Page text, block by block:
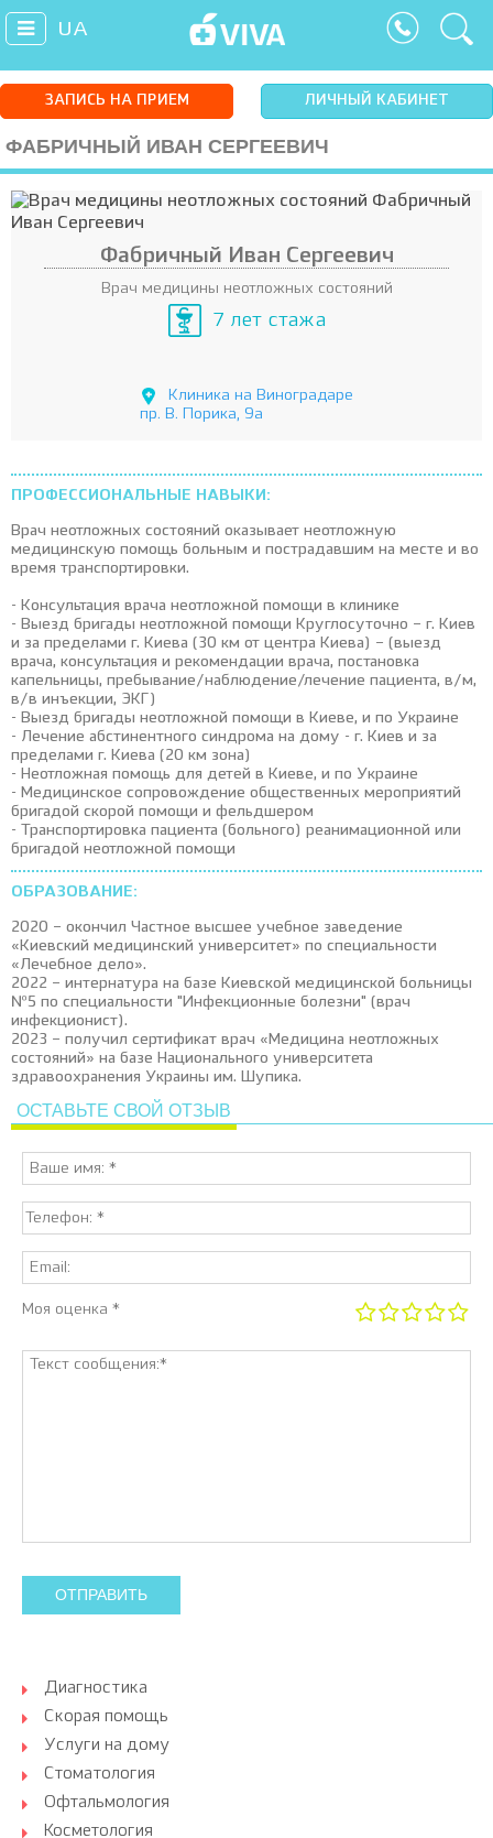
UA
ЗАПИСЬ НА ПРИЕМ ЛИЧНЫЙ КАБИНЕТ
ФАБРИЧНЫЙ ИВАН СЕРГЕЕВИЧ
Фабричный Иван Сергеевич
Врач медицины неотложных состояний
7 лет стажа
Клиника на Виноградаре
пр. В. Порика, 9а
ПРОФЕССИОНАЛЬНЫЕ НАВЫКИ:
Врач неотложных состояний оказывает неотложную
медицинскую помощь больным и пострадавшим на месте и во
время транспортировки.
- Консультация врача неотложной помощи в клинике
- Выезд бригады неотложной помощи Круглосуточно – г. Киев
и за пределами г. Киева (30 км от центра Киева) – (выезд
врача, консультация и рекомендации врача, постановка
капельницы, пребывание/наблюдение/лечение пациента, в/м,
в/в инъекции, ЭКГ)
- Выезд бригады неотложной помощи в Киеве, и по Украине
- Лечение абстинентного синдрома на дому - г. Киев и за
пределами г. Киева (20 км зона)
- Неотложная помощь для детей в Киеве, и по Украине
- Медицинское сопровождение общественных мероприятий
бригадой скорой помощи и фельдшером
- Транспортировка пациента (больного) реанимационной или
бригадой неотложной помощи
ОБРАЗОВАНИЕ:
2020 – окончил Частное высшее учебное заведение
«Киевский медицинский университет» по специальности
«Лечебное дело».
2022 – интернатура на базе Киевской медицинской больницы
№5 по специальности "Инфекционные болезни" (врач
инфекционист).
2023 – получил сертификат врач «Медицина неотложных
состояний» на базе Национального университета
здравоохранения Украины им. Шупика.
ОСТАВЬТЕ СВОЙ ОТЗЫВ
Моя оценка *
ОТПРАВИТЬ
Диагностика
Скорая помощь
Услуги на дому
Стоматология
Офтальмология
Косметология